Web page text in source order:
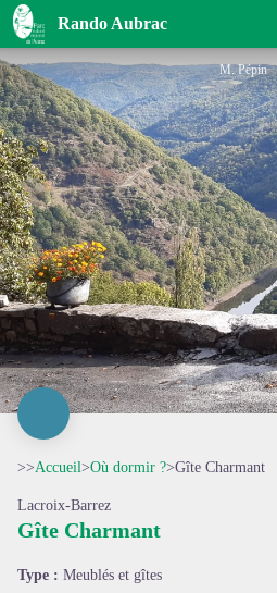
Rando Aubrac
Gîte Charmant
M. Pépin
>>Accueil>Où dormir ?>Gîte Charmant
Lacroix-Barrez
Gîte Charmant
Type : Meublés et gîtes